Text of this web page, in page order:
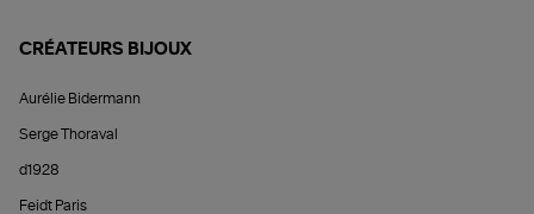
CRÉATEURS BIJOUX
Aurélie Bidermann
Serge Thoraval
d1928
Feidt Paris